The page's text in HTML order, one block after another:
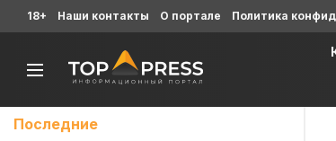
Последние
18+ Наши контакты О портале Политика